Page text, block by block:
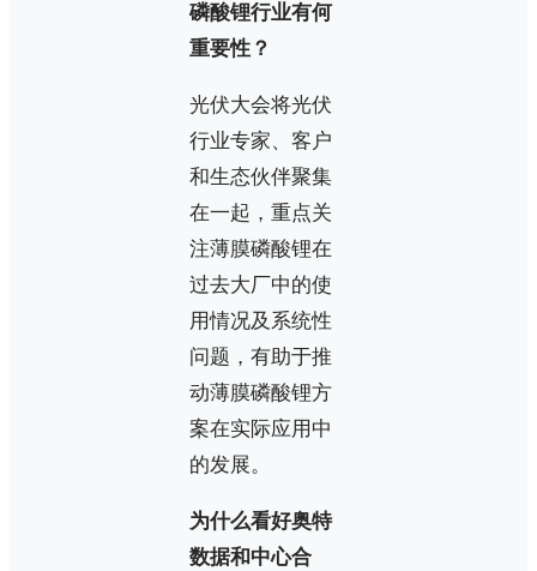
磷酸锂行业有何
重要性？
光伏大会将光伏
行业专家、客户
和生态伙伴聚集
在一起，重点关
注薄膜磷酸锂在
过去大厂中的使
用情况及系统性
问题，有助于推
动薄膜磷酸锂方
案在实际应用中
的发展。
为什么看好奥特
数据和中心合